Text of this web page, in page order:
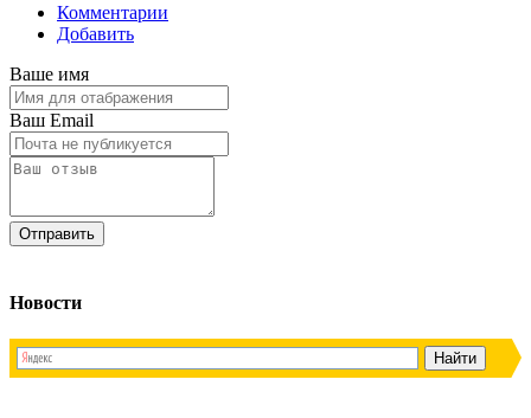
Комментарии
Добавить
Ваше имя
Ваш Email
Новости